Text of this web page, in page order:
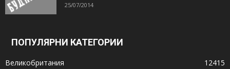
25/07/2014
ПОПУЛЯРНИ КАТЕГОРИИ
Великобритания
12415